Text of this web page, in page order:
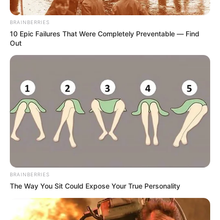
Canva
y características
Por:Natalia Espitia Salazar
Enero 31, 2024
BRAINBERRIES
10 Epic Failures That Were Completely Preventable — Find
Out
BRAINBERRIES
The Way You Sit Could Expose Your True Personality